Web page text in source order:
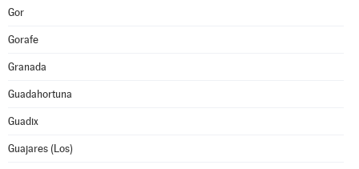
Gor
Gorafe
Granada
Guadahortuna
Guadix
Guajares (Los)